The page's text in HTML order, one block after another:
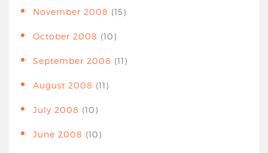
November 2008 (15)
October 2008 (10)
September 2008 (11)
August 2008 (11)
July 2008 (10)
June 2008 (10)